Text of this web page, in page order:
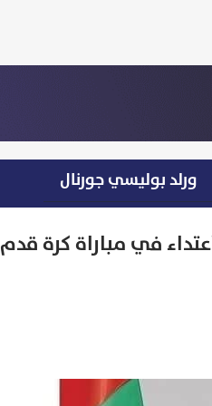
ورلد بوليسي جورنال
في مباراة كرة قدم